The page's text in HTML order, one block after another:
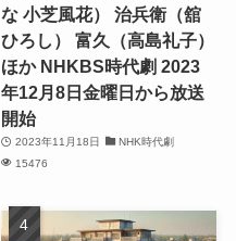
な 小芝風花） 治兵衛（舘
ひろし） 富久（高島礼子）
ほか NHKBS時代劇 2023
年12月8日金曜日から放送
開始
2023年11月18日
NHK時代劇
15476